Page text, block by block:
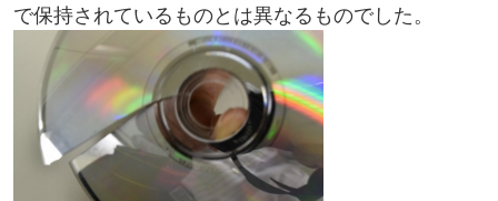
で保持されているものとは異なるものでした。